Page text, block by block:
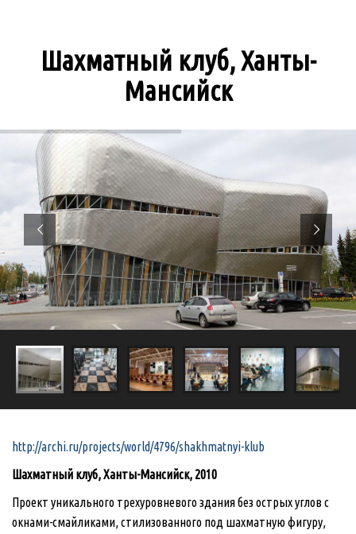
Шахматный клуб, Ханты-
Мансийск
http://archi.ru/projects/world/4796/shakhmatnyi-klub
Шахматный клуб, Ханты-Мансийск, 2010
Проект уникального трехуровневого здания без острых углов с
окнами-смайликами, стилизованного под шахматную фигуру,